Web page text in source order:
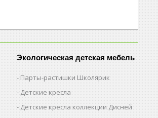
Экологическая детская мебель
Парты-растишки Школярик
Детские кресла
Детские кресла коллекции Дисней